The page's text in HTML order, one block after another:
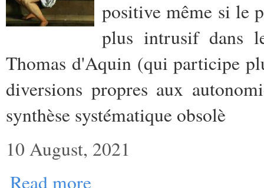
positive même si le
plus intrusif dans
Thomas d'Aquin (qui participe
diversions propres aux
synthèse systématique obsolè
10 August, 2021
Read more